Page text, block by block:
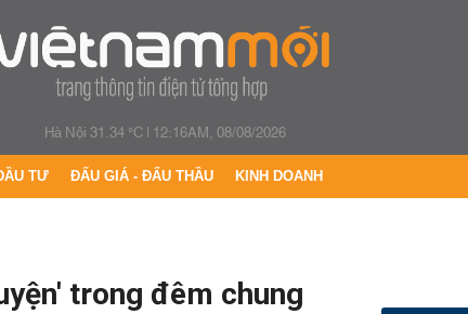
Hà Nội 31.34 °C| 12:16AM, 08/08/2026
TƯ ĐẤU GIÁ - ĐẤU THẦU KINH DOANH
trong đêm chung